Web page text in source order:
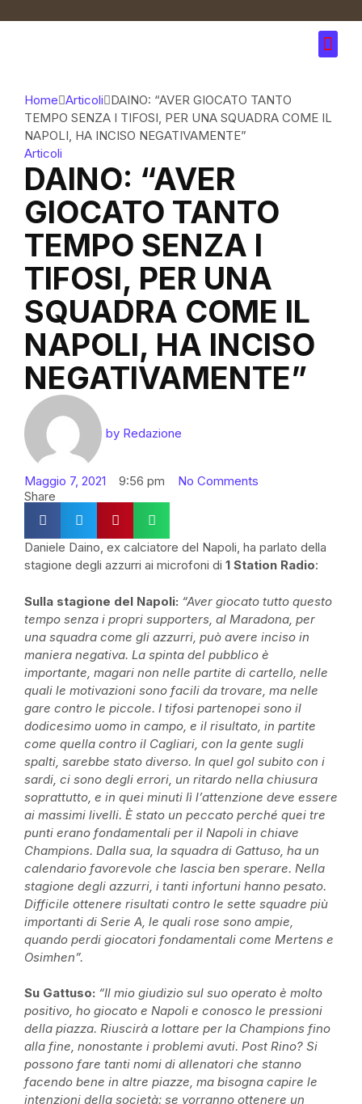
Home Articoli DAINO: “AVER GIOCATO TANTO
TEMPO SENZA I TIFOSI, PER UNA SQUADRA COME IL
NAPOLI, HA INCISO NEGATIVAMENTE”
Articoli
DAINO: “AVER
GIOCATO TANTO
TEMPO SENZA I
TIFOSI, PER UNA
SQUADRA COME IL
NAPOLI, HA INCISO
NEGATIVAMENTE”
by Redazione
Maggio 7, 2021 9:56 pm
No Comments
Share
Daniele Daino, ex calciatore del Napoli, ha parlato della
stagione degli azzurri ai microfoni di 1 Station Radio:
Sulla stagione del Napoli: “Aver giocato tutto questo
tempo senza i propri supporters, al Maradona, per
una squadra come gli azzurri, può avere inciso in
maniera negativa. La spinta del pubblico è
importante, magari non nelle partite di cartello, nelle
quali le motivazioni sono facili da trovare, ma nelle
gare contro le piccole. I tifosi partenopei sono il
dodicesimo uomo in campo, e il risultato, in partite
come quella contro il Cagliari, con la gente sugli
spalti, sarebbe stato diverso. In quel gol subito con i
sardi, ci sono degli errori, un ritardo nella chiusura
soprattutto, e in quei minuti lì l’attenzione deve essere
ai massimi livelli. È stato un peccato perché quei tre
punti erano fondamentali per il Napoli in chiave
Champions. Dalla sua, la squadra di Gattuso, ha un
calendario favorevole che lascia ben sperare. Nella
stagione degli azzurri, i tanti infortuni hanno pesato.
Difficile ottenere risultati contro le sette squadre più
importanti di Serie A, le quali rose sono ampie,
quando perdi giocatori fondamentali come Mertens e
Osimhen”.
Su Gattuso: “Il mio giudizio sul suo operato è molto
positivo, ho giocato e Napoli e conosco le pressioni
della piazza. Riuscirà a lottare per la Champions fino
alla fine, nonostante i problemi avuti. Post Rino? Si
possono fare tanti nomi di allenatori che stanno
facendo bene in altre piazze, ma bisogna capire le
intenzioni della società: se vorranno ottenere un